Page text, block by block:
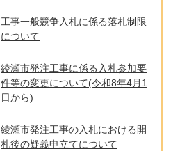
工事一般競争入札に係る落札制限
について
綾瀬市発注工事に係る入札参加要
件等の変更について(令和8年4月1
日から)
綾瀬市発注工事の入札における開
札後の疑義申立てについて